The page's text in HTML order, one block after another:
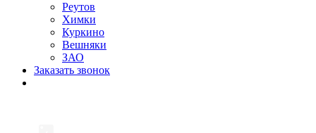
Реутов
Химки
Куркино
Вешняки
ЗАО
Заказать звонок